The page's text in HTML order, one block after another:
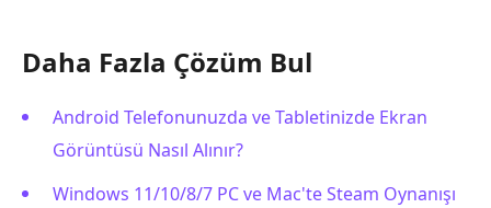
Daha Fazla Çözüm Bul
Android Telefonunuzda ve Tabletinizde Ekran
Görüntüsü Nasıl Alınır?
Windows 11/10/8/7 PC ve Mac'te Steam Oynanışı